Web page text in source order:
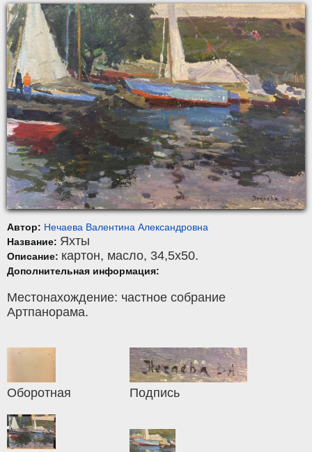
Автор: Нечаева Валентина Александровна
Название: Яхты
Описание: картон, масло, 34,5x50.
Дополнительная информация:
Местонахождение: частное собрание
Артпанорама.
Оборотная Подпись